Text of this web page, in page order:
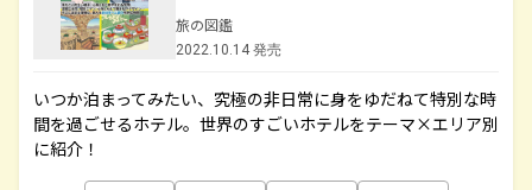
旅の図鑑
2022.10.14 発売
いつか泊まってみたい、究極の非日常に身をゆだねて特別な時
間を過ごせるホテル。世界のすごいホテルをテーマ×エリア別
に紹介！